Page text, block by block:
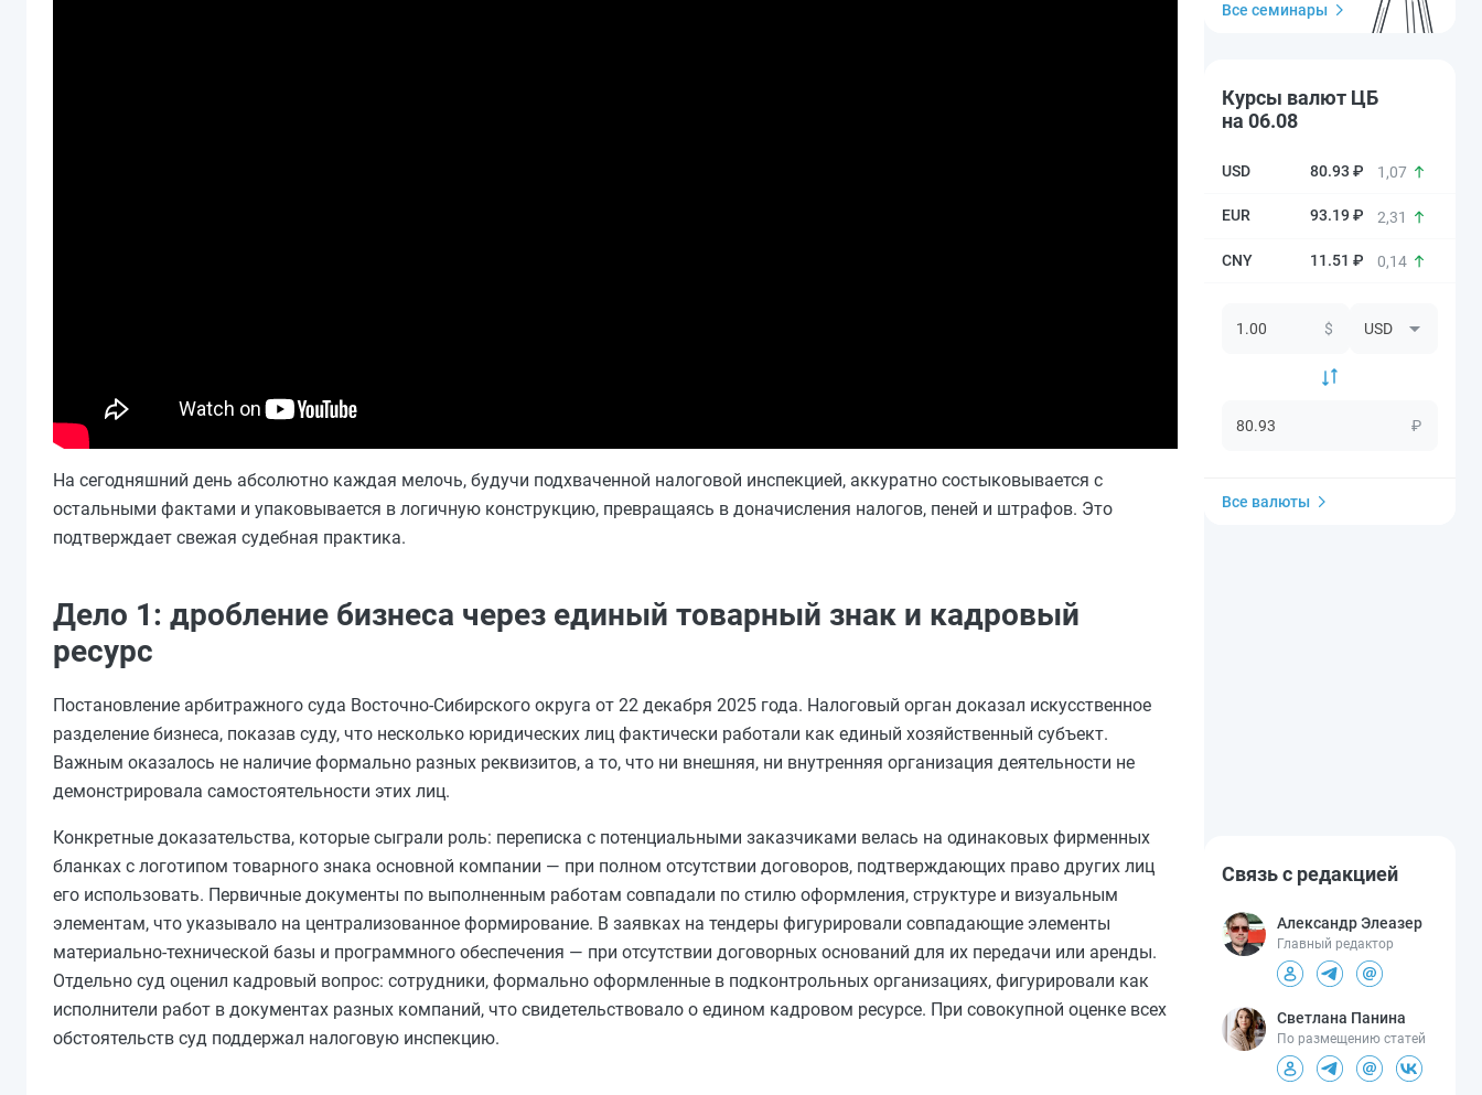
На сегодняшний день абсолютно каждая мелочь, будучи подхваченной налоговой инспекцией, аккуратно состыковывается с
остальными фактами и упаковывается в логичную конструкцию, превращаясь в доначисления налогов, пеней и штрафов. Это
подтверждает свежая судебная практика.
Дело 1: дробление бизнеса через единый товарный знак и кадровый
ресурс
Постановление арбитражного суда Восточно-Сибирского округа от 22 декабря 2025 года. Налоговый орган доказал искусственное
разделение бизнеса, показав суду, что несколько юридических лиц фактически работали как единый хозяйственный субъект.
Важным оказалось не наличие формально разных реквизитов, а то, что ни внешняя, ни внутренняя организация деятельности не
демонстрировала самостоятельности этих лиц.
Конкретные доказательства, которые сыграли роль: переписка с потенциальными заказчиками велась на одинаковых фирменных
бланках с логотипом товарного знака основной компании — при полном отсутствии договоров, подтверждающих право других лиц
его использовать. Первичные документы по выполненным работам совпадали по стилю оформления, структуре и визуальным
элементам, что указывало на централизованное формирование. В заявках на тендеры фигурировали совпадающие элементы
материально-технической базы и программного обеспечения — при отсутствии договорных оснований для их передачи или аренды.
Отдельно суд оценил кадровый вопрос: сотрудники, формально оформленные в подконтрольных организациях, фигурировали как
исполнители работ в документах разных компаний, что свидетельствовало о едином кадровом ресурсе. При совокупной оценке всех
обстоятельств суд поддержал налоговую инспекцию.
Все семинары
Курсы валют ЦБ
на 06.08
80.93 ₽ 1,07
93.19 ₽ 2,31
11.51 ₽ 0,14
$
₽
Все валюты
Связь с редакцией
Александр Элеазер
Главный редактор
Светлана Панина
По размещению статей